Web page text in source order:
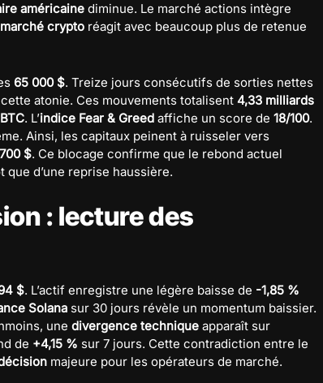
américaine diminue. Le marché actions intègre
marché crypto réagit avec beaucoup plus de retenue
65 000 $. Treize jours consécutifs de sorties nettes
atonie. Ces mouvements totalisent 4,33 milliards
. L’indice Fear & Greed affiche un score de 18/100.
Ainsi, les capitaux peinent à ruisseler vers
$. Ce blocage confirme que le rebond actuel
d’une reprise haussière.
: lecture des
$. L’actif enregistre une légère baisse de -1,85 %
Solana sur 30 jours révèle un momentum baissier.
une divergence technique apparaît sur
de +4,15 % sur 7 jours. Cette contradiction entre le
majeure pour les opérateurs de marché.